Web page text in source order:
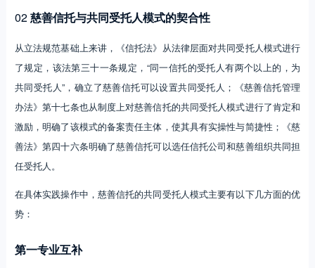
02慈善信托与共同受托人模式的契合性
从立法规范基础上来讲，《信托法》从法律层面对共同受托人模式进行
了规定，该法第三十一条规定，“同一信托的受托人有两个以上的，为
共同受托人”，确立了慈善信托可以设置共同受托人；《慈善信托管理
办法》第十七条也从制度上对慈善信托的共同受托人模式进行了肯定和
激励，明确了该模式的备案责任主体，使其具有实操性与简捷性；《慈
善法》第四十六条明确了慈善信托可以选任信托公司和慈善组织共同担
任受托人。
在具体实践操作中，慈善信托的共同受托人模式主要有以下几方面的优
势：
第一专业互补